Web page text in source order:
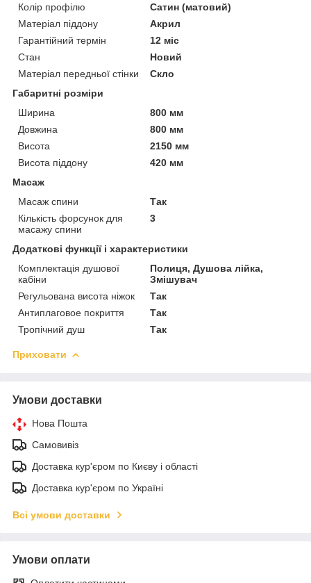
Колір профілю
Сатин (матовий)
Матеріал піддону
Акрил
Гарантійний термін
12 міс
Стан
Новий
Матеріал передньої стінки
Скло
Габаритні розміри
Ширина
800 мм
Довжина
800 мм
Висота
2150 мм
Висота піддону
420 мм
Масаж
Масаж спини
Так
Кількість форсунок для
масажу спини
3
Додаткові функції і характеристики
Комплектація душової
кабіни
Полиця, Душова лійка,
Змішувач
Регульована висота ніжок
Так
Антиплаговое покриття
Так
Тропічний душ
Так
Приховати
Умови доставки
Нова Пошта
Самовивіз
Доставка кур'єром по Києву і області
Доставка кур'єром по Україні
Всі умови доставки
Умови оплати